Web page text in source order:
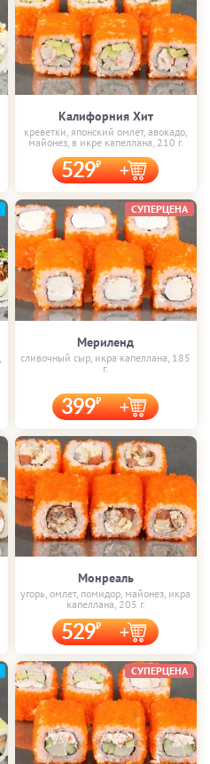
Калифорния Хит
креветки, японский омлет, авокадо,
майонез, в икре капеллана, 210 г.
529
Мериленд
сливочный сыр, икра капеллана, 185
г.
399
СУПЕРЦЕНА
Монреаль
угорь, омлет, помидор, майонез, икра
капеллана, 205 г.
529
СУПЕРЦЕНА